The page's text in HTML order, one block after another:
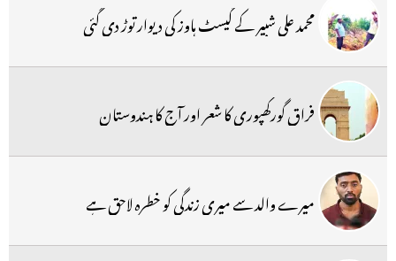
محمد علی شبیر کے گیسٹ ہاوز کی دیوار توڑ دی گئی
فراق گورکھپوری کا شعر اور آج کا ہندوستان
میرے والد سے میری زندگی کو خطرہ لاحق ہے